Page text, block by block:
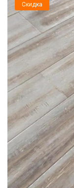
Скидка